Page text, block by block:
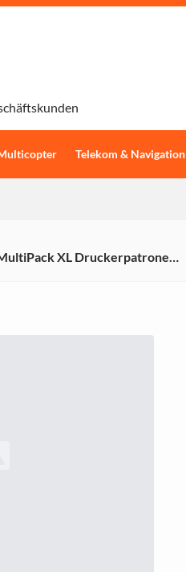
Telekom & Navigation
XL Druckerpatrone